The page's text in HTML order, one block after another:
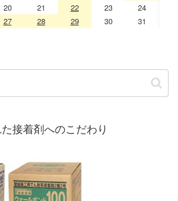
20 21 22 23
24
27 28 29 30 31
接着剤へのこだわり